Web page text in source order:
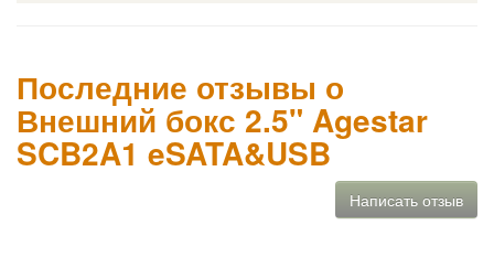
Последние отзывы о
Внешний бокс 2.5" Agestar
SCB2A1 eSATA&USB
Написать отзыв